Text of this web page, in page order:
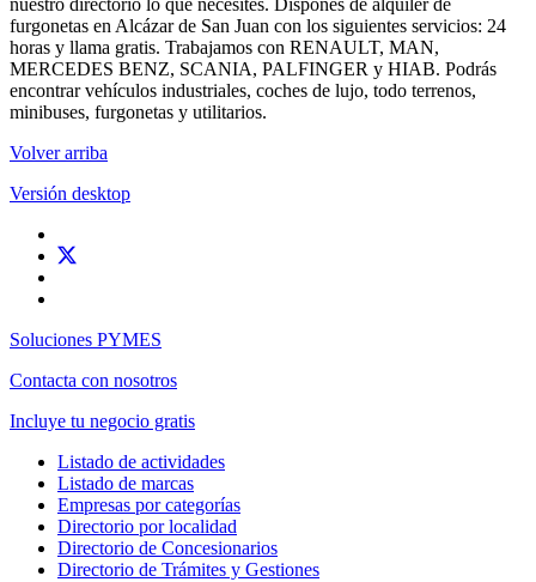
nuestro directorio lo que necesites. Dispones de alquiler de
furgonetas en Alcázar de San Juan con los siguientes servicios: 24
horas y llama gratis. Trabajamos con RENAULT, MAN,
MERCEDES BENZ, SCANIA, PALFINGER y HIAB. Podrás
encontrar vehículos industriales, coches de lujo, todo terrenos,
minibuses, furgonetas y utilitarios.
Volver arriba
Versión desktop
Soluciones PYMES
Contacta con nosotros
Incluye tu negocio gratis
Listado de actividades
Listado de marcas
Empresas por categorías
Directorio por localidad
Directorio de Concesionarios
Directorio de Trámites y Gestiones